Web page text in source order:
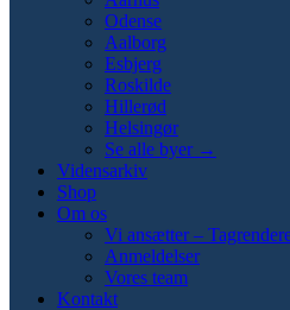
Odense
Aalborg
Esbjerg
Roskilde
Hillerød
Helsingør
Se alle byer →
Vidensarkiv
Shop
Om os
Vi ansætter –
Anmeldelser
Vores team
Kontakt